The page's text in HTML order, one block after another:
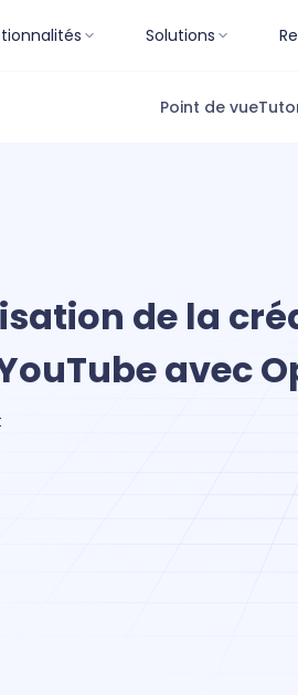
Solutions
Point de vue
de la
avec